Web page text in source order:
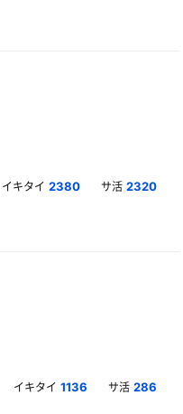
イキタイ 2380 サ活 2320
イキタイ 1136 サ活 286